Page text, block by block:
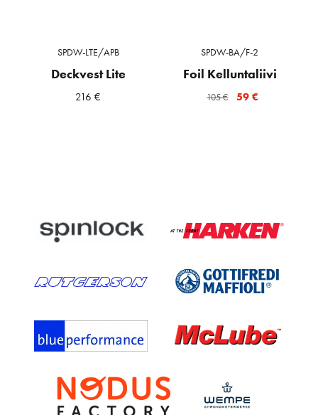
SPDW-LTE/APB
Deckvest Lite
216€
SPDW-BA/F-2
Foil Kelluntaliivi
105€
Alkuperäinen
59€Nykyinen